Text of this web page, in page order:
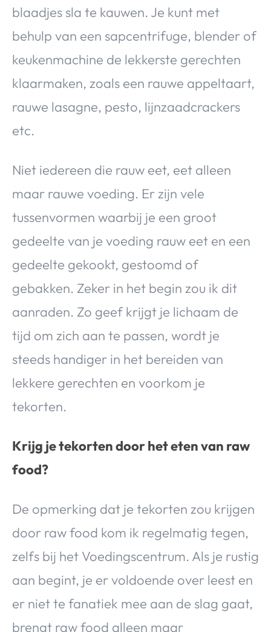
blaadjes sla te kauwen. Je kunt met
behulp van een sapcentrifuge, blender of
keukenmachine de lekkerste gerechten
klaarmaken, zoals een rauwe appeltaart,
rauwe lasagne, pesto, lijnzaadcrackers
etc.
Niet iedereen die rauw eet, eet alleen
maar rauwe voeding. Er zijn vele
tussenvormen waarbij je een groot
gedeelte van je voeding rauw eet en een
gedeelte gekookt, gestoomd of
gebakken. Zeker in het begin zou ik dit
aanraden. Zo geef krijgt je lichaam de
tijd om zich aan te passen, wordt je
steeds handiger in het bereiden van
lekkere gerechten en voorkom je
tekorten.
Krijg je tekorten door het eten van raw
food?
De opmerking dat je tekorten zou krijgen
door raw food kom ik regelmatig tegen,
zelfs bij het Voedingscentrum. Als je rustig
aan begint, je er voldoende over leest en
er niet te fanatiek mee aan de slag gaat,
brengt raw food alleen maar